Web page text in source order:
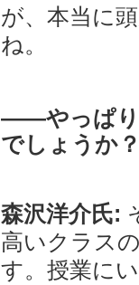
が、本当に
ね。
――やっぱり
でしょうか？
森沢洋介氏:
高いクラス
す。授業に